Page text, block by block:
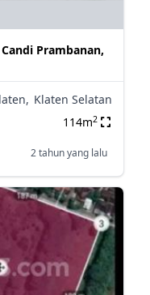
Prambanan,
Klaten Selatan
114m2
2 tahun yang lalu